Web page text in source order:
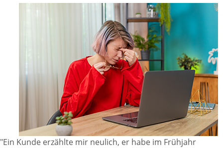
"Ein Kunde erzählte mir neulich, er habe im Frühjahr